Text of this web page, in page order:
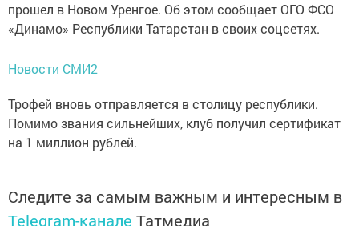
прошел в Новом Уренгое. Об этом сообщает ОГО ФСО
«Динамо» Республики Татарстан в своих соцсетях.
Новости СМИ2
Трофей вновь отправляется в столицу республики.
Помимо звания сильнейших, клуб получил сертификат
на 1 миллион рублей.
Следите за самым важным и интересным в
Telegram-канале Татмедиа